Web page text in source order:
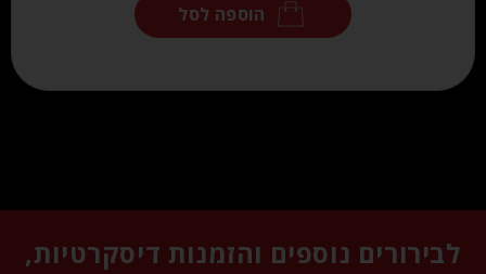
הוספה לסל
לבירורים נוספים והזמנות דיסקרטיות,